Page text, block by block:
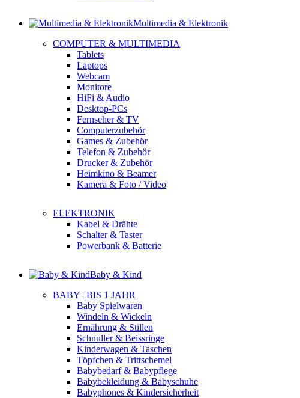
Multimedia & Elektronik
COMPUTER & MULTIMEDIA
Tablets
Laptops
Webcam
Monitore
HiFi & Audio
Desktop-PCs
Fernseher & TV
Computerzubehör
Games & Zubehör
Telefon & Zubehör
Drucker & Zubehör
Heimkino & Beamer
Kamera & Foto / Video
ELEKTRONIK
Kabel & Drähte
Schalter & Taster
Powerbank & Batterie
Baby & Kind
BABY | BIS 1 JAHR
Baby Spielwaren
Windeln & Wickeln
Ernährung & Stillen
Schnuller & Beissringe
Kinderwagen & Taschen
Töpfchen & Trittschemel
Babybedarf & Babypflege
Babybekleidung & Babyschuhe
Babyphones & Kindersicherheit